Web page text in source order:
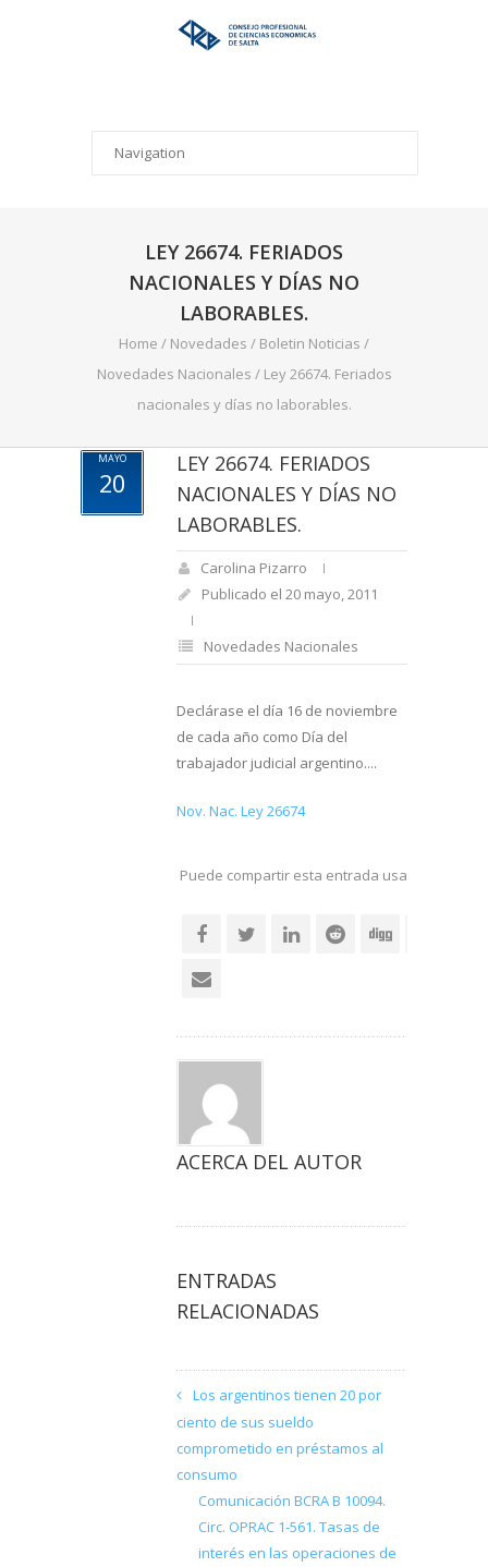
LEY 26674. FERIADOS
NACIONALES Y DÍAS NO
LABORABLES.
Home / Novedades / Boletin Noticias /
Novedades Nacionales / Ley 26674. Feriados
nacionales y días no laborables.
MAYO
20
LEY 26674. FERIADOS
NACIONALES Y DÍAS NO
LABORABLES.
Carolina Pizarro
Publicado el 20 mayo, 2011
Novedades Nacionales
Declárase el día 16 de noviembre
de cada año como Día del
trabajador judicial argentino....
Nov. Nac. Ley 26674
Puede compartir esta entrada usando sus
ACERCA DEL AUTOR
ENTRADAS
RELACIONADAS
Los argentinos tienen 20 por
ciento de sus sueldo
comprometido en préstamos al
consumo
Comunicación BCRA B 10094.
Circ. OPRAC 1-561. Tasas de
interés en las operaciones de